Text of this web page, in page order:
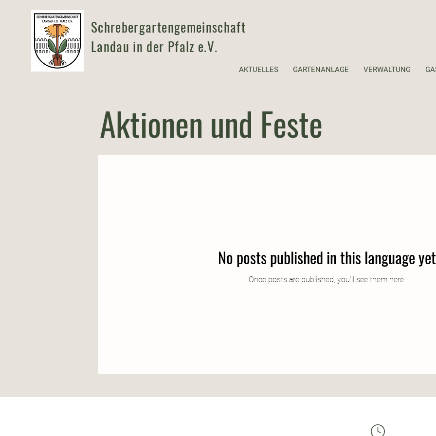
Schrebergartengemeinschaft
Landau in der Pfalz e.V.
AKTUELLES GARTENANLAGE VERWALTUNG
Aktionen und Feste
No posts published in this language yet
Once posts are published, you’ll see them here.